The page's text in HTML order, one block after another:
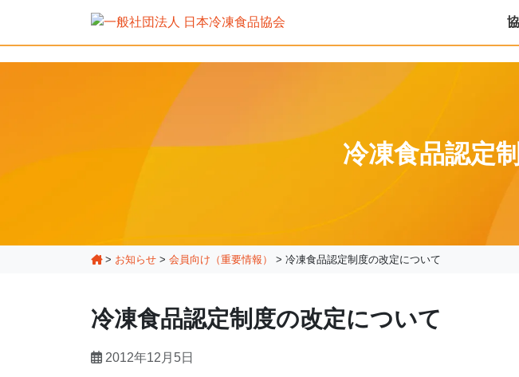
冷凍食品認定
> お知らせ > 会員向け（重要情報） > 冷凍食品認定制度の改定について
冷凍食品認定制度の改定について
2012年12月5日